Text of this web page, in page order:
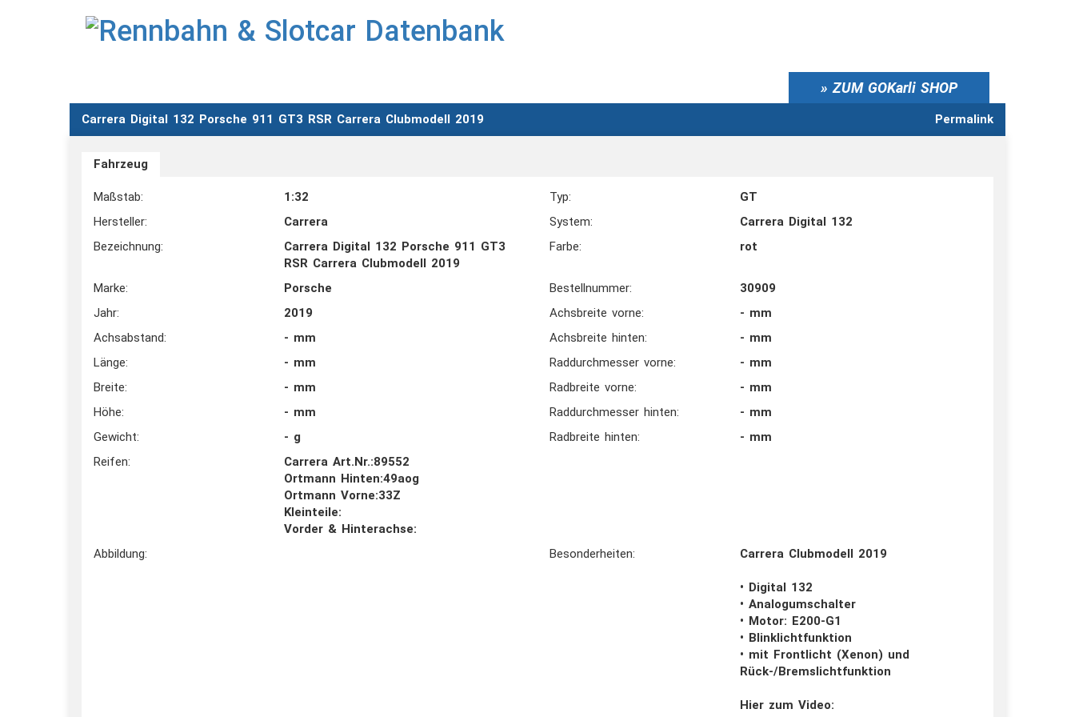
ZUM GOKarli SHOP
Carrera Digital 132 Porsche 911 GT3 RSR Carrera Clubmodell 2019 Permalink
Fahrzeug
Maßstab: 1:32 Typ:
GT
Hersteller:
Carrera System:
Carrera Digital 132
Bezeichnung:
Carrera Digital 132 Porsche 911 GT3
RSR Carrera Clubmodell 2019
Farbe: rot
Marke: Porsche Bestellnummer:
30909
Jahr:
2019 Achsbreite vorne:
- mm
Achsabstand:
- mm Achsbreite hinten:
- mm
Länge:
- mm Raddurchmesser vorne:
- mm
Breite:
- mm Radbreite vorne:
- mm
Höhe:
- mm Raddurchmesser hinten:
- mm
Gewicht:
- g Radbreite hinten:
- mm
Reifen:
Carrera Art.Nr.:89552
Ortmann Hinten:49aog
Ortmann Vorne:33Z
Kleinteile:
Vorder & Hinterachse:
Abbildung:
Besonderheiten: Carrera Clubmodell 2019
• Digital 132
• Analogumschalter
• Motor: E200-G1
• Blinklichtfunktion
• mit Frontlicht (Xenon) und
Rück-/Bremslichtfunktion
Hier zum Video: